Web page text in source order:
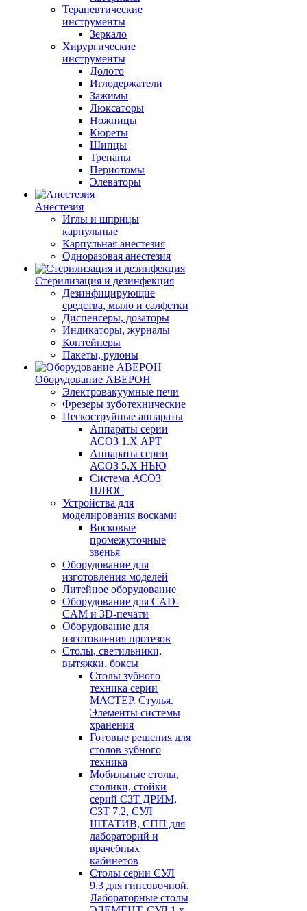
Терапевтические
инструменты
Зеркало
Хирургические
инструменты
Долото
Иглодержатели
Зажимы
Люксаторы
Ножницы
Кюреты
Шипцы
Трепаны
Периотомы
Элеваторы
Анестезия
Иглы и шприцы
карпульные
Карпульная анестезия
Одноразовая анестезия
Стерилизация и дезинфекция
Дезинфицирующие
средства, мыло и салфетки
Диспенсеры, дозаторы
Индикаторы, журналы
Контейнеры
Пакеты, рулоны
Оборудование АВЕРОН
Электровакуумные печи
Фрезеры зуботехнические
Пескоструйные аппараты
Аппараты серии
АСОЗ 1.Х АРТ
Аппараты серии
АСОЗ 5.Х НЬЮ
Система АСОЗ
ПЛЮС
Устройства для
моделирования восками
Восковые
промежуточные
звенья
Оборудование для
изготовления моделей
Литейное оборудование
Оборудование для CAD-
CAM и 3D-печати
Оборудование для
изготовления протезов
Cтолы, светильники,
вытяжки, боксы
Столы зубного
техника серии
МАСТЕР. Стулья.
Элементы системы
хранения
Готовые решения для
столов зубного
техника
Мобильные столы,
столики, стойки
серий СЗТ ДРИМ,
СЗТ 7.2, СУЛ
ШТАТИВ, СПП для
лабораторий и
врачебных
кабинетов
Столы серии СУЛ
9.3 для гипсовочной.
Лабораторные столы